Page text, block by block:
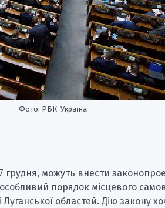
Фото: РБК-Україна
грудня, можуть внести
порядок місцевого
областей. Дію закону